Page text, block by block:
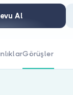
musunuz?
Al
Görüşler